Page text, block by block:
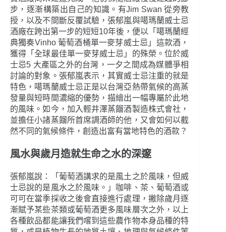
步，逐漸構築出自己的知識。有Jim Swan 從旁教
授，以及不間斷反覆試驗，張郁嵐與噶瑪蘭威士忌
酒廠在跨出第一步的短短10年後，便以「噶瑪蘭經
典獨奏Vinho 葡萄酒桶單一麥芽威士忌」這款酒，
獲得「全球最佳單一麥芽威士忌」的殊榮。位於威
士忌5 大產區之外的台灣，一夕之間成為媒體爭相
討論的對象。張郁嵐表示，其實威士忌注重的就是
特色，噶瑪蘭威士忌正是以台灣亞熱帶氣候的高蒸
發量與短時間濃縮的優勢，描繪出一幅專屬於此地
的風味。如今，加入輕井澤蒸餾酒製造株式會社，
並擔任小諸蒸餾所首席調酒師的他，又會如何以截
然不同的氣候條件，創造出富有當地特色的酒款？
風水與歲月造就生命之水的深邃
張郁嵐說：「葡萄酒講求的是風土之於風味，但威
士忌說的是風水之於風味。」咖啡、茶、葡萄酒或
可可在當季採收之後會直接進行處理，撇除歲月逐
漸賦予某些茶類或葡萄酒更多風味層次之外，以上
各種飲品都能讓我們嚐到這些農作物本身品種的特